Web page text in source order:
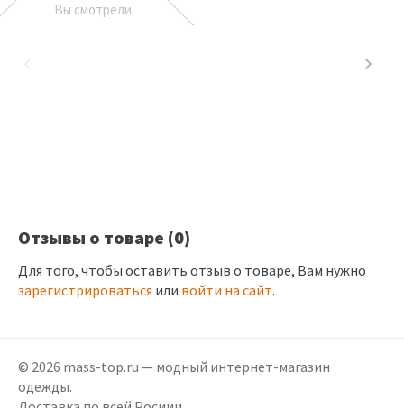
Вы смотрели
Отзывы о товаре (0)
Для того, чтобы оставить отзыв о товаре, Вам нужно
зарегистрироваться или войти на сайт.
© 2026 mass-top.ru — модный интернет-магазин
одежды.